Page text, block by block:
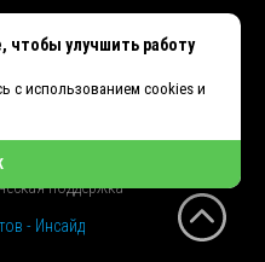
93-27-93 - Отдел продаж
поддержка
продаж
поддержка
- Инсайд
улучшить работу
с использованием cookies и